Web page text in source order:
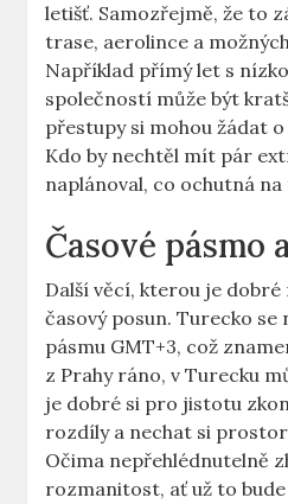
letišť. Samozřejmě, že to
trase, aerolince a
Například přímý let s
společností může být
přestupy si mohou žádat
Kdo by nechtěl mít pár
naplánoval, co ochutná
Časové pásmo
Další věcí, kterou je
časový posun. Turecko se
pásmu GMT+3, což
z Prahy ráno, v Turecku
je dobré si pro jistotu
rozdíly a nechat si
Očima nepřehlédnutelně
rozmanitost, ať už to